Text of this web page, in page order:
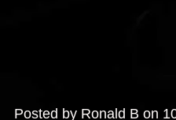
Posted by Ronald B on